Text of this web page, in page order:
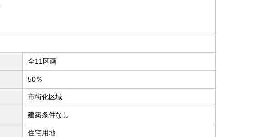
全11区画
50％
市街化区域
建築条件なし
住宅用地